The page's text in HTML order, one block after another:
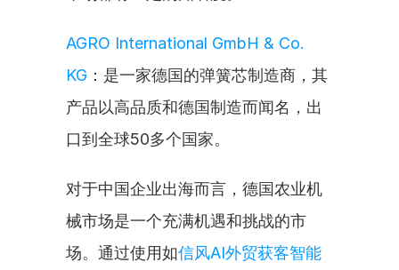
AGRO International GmbH & Co.
KG ：是一家德国的弹簧芯制造商，其
产品以高品质和德国制造而闻名，出
口到全球50多个国家。
对于中国企业出海而言，德国农业机
械市场是一个充满机遇和挑战的市
场。通过使用如信风AI外贸获客智能